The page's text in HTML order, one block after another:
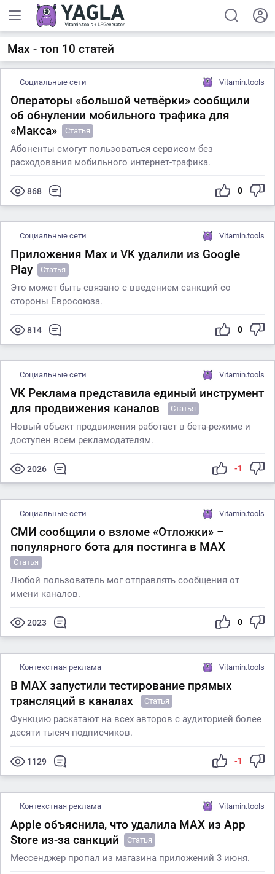
Max - топ 10 статей
Социальные сети Vitamin.tools
Операторы «большой четвёрки» сообщили
об обнулении мобильного трафика для
«Макса»
Статья
Абоненты смогут пользоваться сервисом без
расходования мобильного интернет-трафика.
868 0
Социальные сети Vitamin.tools
Приложения Max и VK удалили из Google
Play
Статья
Это может быть связано с введением санкций со
стороны Евросоюза.
814 0
Социальные сети Vitamin.tools
VK Реклама представила единый инструмент
для продвижения каналов
Статья
Новый объект продвижения работает в бета-режиме и
доступен всем рекламодателям.
2026 -1
Социальные сети Vitamin.tools
СМИ сообщили о взломе «Отложки» –
популярного бота для постинга в МАХ
Статья
Любой пользователь мог отправлять сообщения от
имени каналов.
2023 0
Контекстная реклама Vitamin.tools
В MAX запустили тестирование прямых
трансляций в каналах
Статья
Функцию раскатают на всех авторов с аудиторией более
десяти тысяч подписчиков.
1129 -1
Контекстная реклама Vitamin.tools
Apple объяснила, что удалила MАХ из App
Store из-за санкций
Статья
Мессенджер пропал из магазина приложений 3 июня.